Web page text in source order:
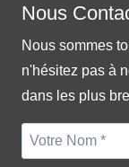
Nous
Nous sommes
n'hésitez pas à
dans les plus